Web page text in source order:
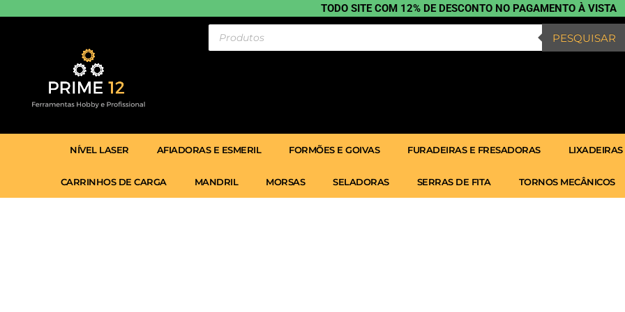
TODO SITE COM 12% DE DESCONTO NO PAGAMENTO À VISTA
Pesquisar
produtos PESQUISAR
NÍVEL LASER AFIADORAS E ESMERIL FORMÕES E GOIVAS FURADEIRAS E FRESADORAS LIXADEIRAS
CARRINHOS DE CARGA MANDRIL MORSAS SELADORAS SERRAS DE FITA TORNOS MECÂNICOS